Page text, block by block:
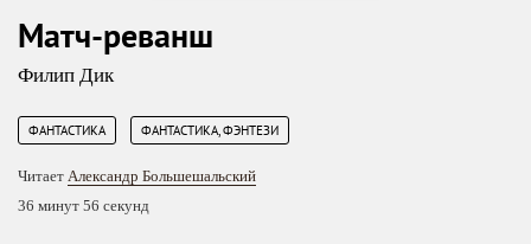
Матч-реванш
Филип Дик
ФАНТАСТИКА ФАНТАСТИКА, ФЭНТЕЗИ
Читает Александр Большешальский
36 минут 56 секунд